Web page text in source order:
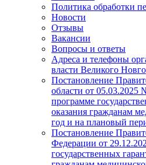
Политика обработки
Новости
Отзывы
Вакансии
Вопросы и ответы
Адреса и телефоны
власти Великого
Постановление
области от 05.03.2025
программе
оказания гражданам
год и на плановый
Постановление
Федерации от
государственных